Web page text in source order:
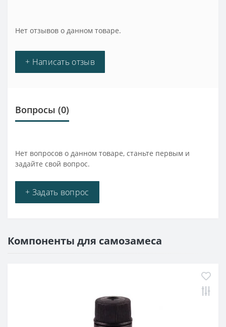
Нет отзывов о данном товаре.
+ Написать отзыв
Вопросы (0)
Нет вопросов о данном товаре, станьте первым и
задайте свой вопрос.
+ Задать вопрос
Компоненты для самозамеса